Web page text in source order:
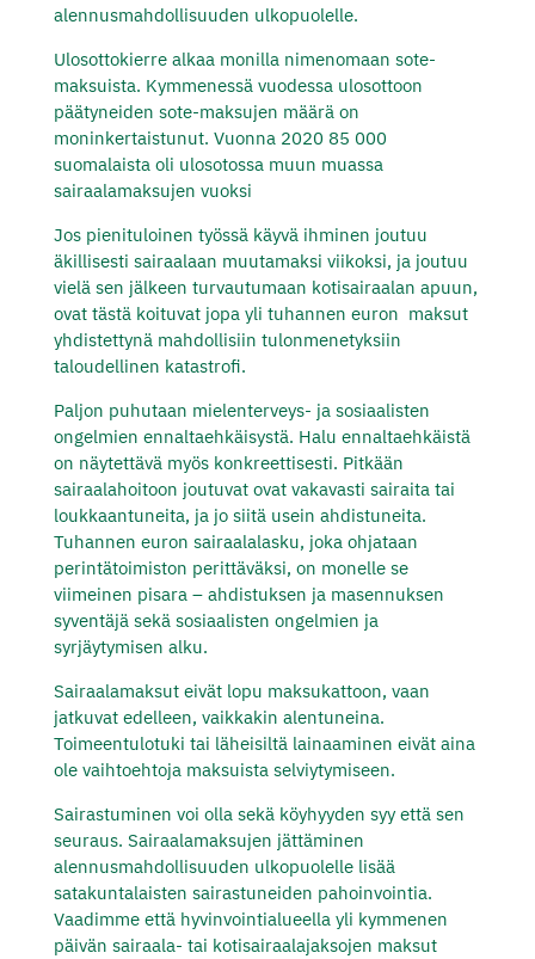
alennusmahdollisuuden ulkopuolelle.
Ulosottokierre alkaa monilla nimenomaan sote-
maksuista. Kymmenessä vuodessa ulosottoon
päätyneiden sote-maksujen määrä on
moninkertaistunut. Vuonna 2020 85 000
suomalaista oli ulosotossa muun muassa
sairaalamaksujen vuoksi
Jos pienituloinen työssä käyvä ihminen joutuu
äkillisesti sairaalaan muutamaksi viikoksi, ja joutuu
vielä sen jälkeen turvautumaan kotisairaalan apuun,
ovat tästä koituvat jopa yli tuhannen euron maksut
yhdistettynä mahdollisiin tulonmenetyksiin
taloudellinen katastrofi.
Paljon puhutaan mielenterveys- ja sosiaalisten
ongelmien ennaltaehkäisystä. Halu ennaltaehkäistä
on näytettävä myös konkreettisesti. Pitkään
sairaalahoitoon joutuvat ovat vakavasti sairaita tai
loukkaantuneita, ja jo siitä usein ahdistuneita.
Tuhannen euron sairaalalasku, joka ohjataan
perintätoimiston perittäväksi, on monelle se
viimeinen pisara – ahdistuksen ja masennuksen
syventäjä sekä sosiaalisten ongelmien ja
syrjäytymisen alku.
Sairaalamaksut eivät lopu maksukattoon, vaan
jatkuvat edelleen, vaikkakin alentuneina.
Toimeentulotuki tai läheisiltä lainaaminen eivät aina
ole vaihtoehtoja maksuista selviytymiseen.
Sairastuminen voi olla sekä köyhyyden syy että sen
seuraus. Sairaalamaksujen jättäminen
alennusmahdollisuuden ulkopuolelle lisää
satakuntalaisten sairastuneiden pahoinvointia.
Vaadimme että hyvinvointialueella yli kymmenen
päivän sairaala- tai kotisairaalajaksojen maksut